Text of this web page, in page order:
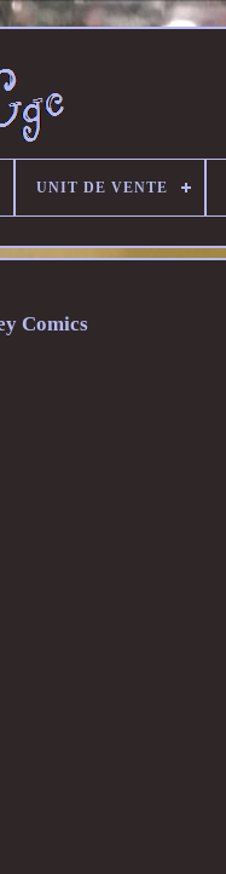
UNIT DE VENTE
Comics